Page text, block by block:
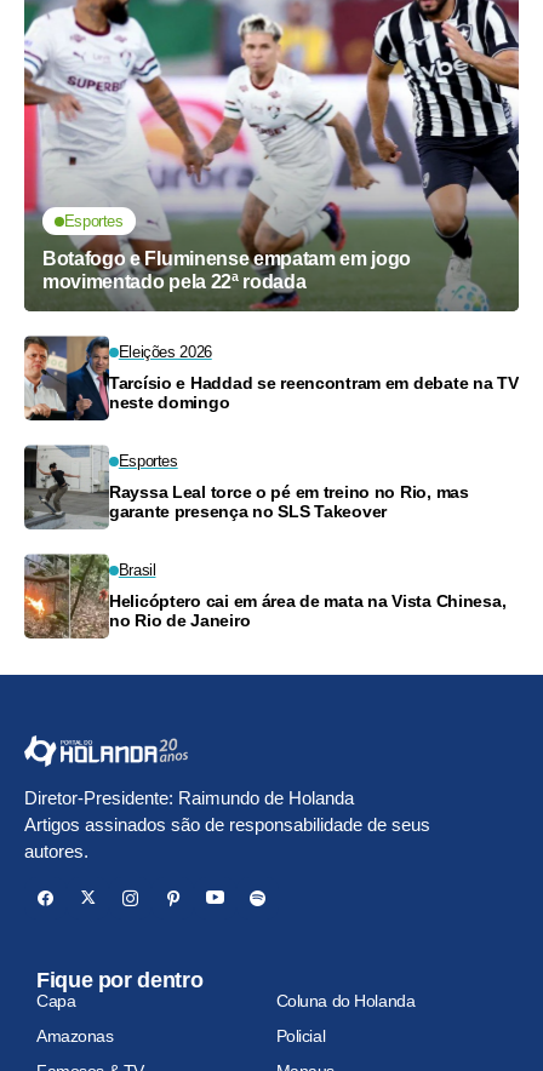
Esportes
Botafogo e Fluminense empatam em jogo
movimentado pela 22ª rodada
Eleições 2026
Tarcísio e Haddad se reencontram em debate na TV
neste domingo
Esportes
Rayssa Leal torce o pé em treino no Rio, mas
garante presença no SLS Takeover
Brasil
Helicóptero cai em área de mata na Vista Chinesa,
no Rio de Janeiro
Diretor-Presidente: Raimundo de Holanda
Artigos assinados são de responsabilidade de seus
autores.
Fique por dentro
Capa
Coluna do Holanda
Amazonas
Policial